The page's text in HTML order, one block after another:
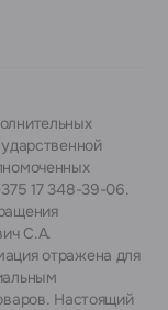
17 348-39-06.
С.А.
отражена для
Настоящий